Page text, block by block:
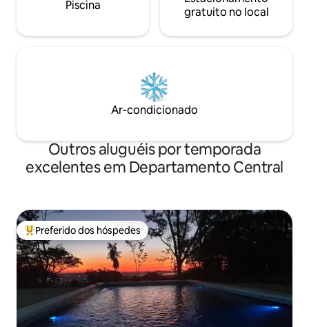
Piscina
gratuito no local
Ar-condicionado
Outros aluguéis por temporada
excelentes em Departamento Central
Entre os melhores preferidos dos hóspedes
Preferido dos hóspedes